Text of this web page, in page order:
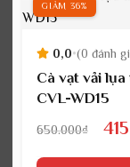
GIẢM 36%
0,0•(0 đánh
Cà vạt vải
CVL-WD15
650.000₫
Giá
gốc